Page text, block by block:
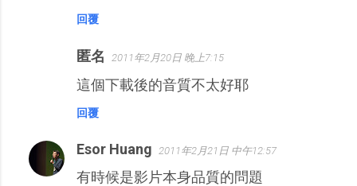
回覆
匿名 2011年2月20日 晚上7:15
這個下載後的音質不太好耶
回覆
Esor Huang 2011年2月21日 中午12:57
有時候是影片本身品質的問題